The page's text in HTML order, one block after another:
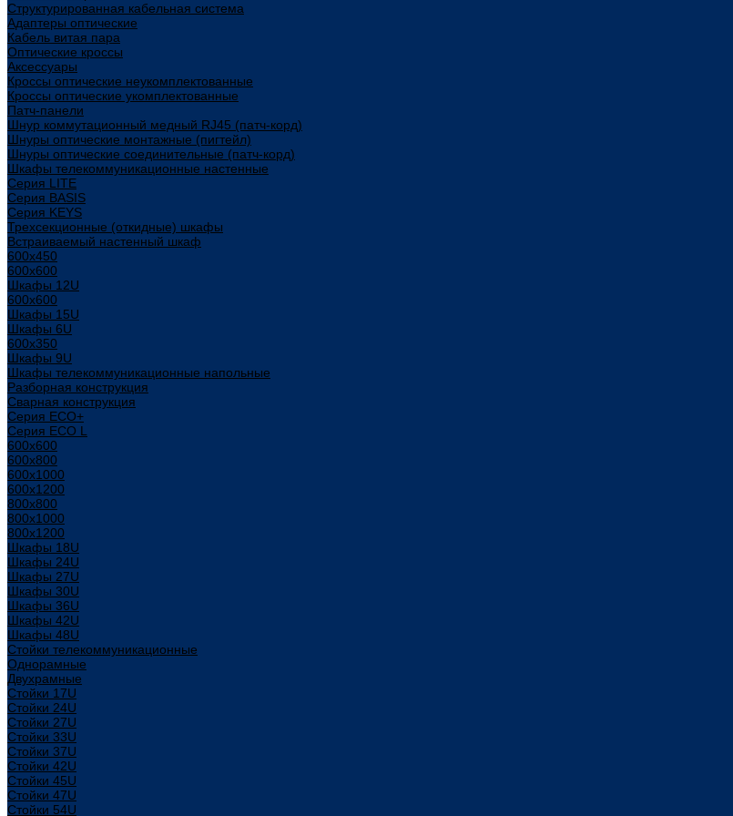
Структурированная кабельная система
Адаптеры оптические
Кабель витая пара
Оптические кроссы
Аксессуары
Кроссы оптические неукомплектованные
Кроссы оптические укомплектованные
Патч-панели
Шнур коммутационный медный RJ45 (патч-корд)
Шнуры оптические монтажные (пигтейл)
Шнуры оптические соединительные (патч-корд)
Шкафы телекоммуникационные настенные
Cерия LITE
Cерия BASIS
Cерия KEYS
Трехсекционные (откидные) шкафы
Встраиваемый настенный шкаф
600x450
600x600
Шкафы 12U
600x600
Шкафы 15U
Шкафы 6U
600x350
Шкафы 9U
Шкафы телекоммуникационные напольные
Разборная конструкция
Сварная конструкция
Серия ECO+
Серия ECO L
600x600
600x800
600х1000
600х1200
800x800
800х1000
800х1200
Шкафы 18U
Шкафы 24U
Шкафы 27U
Шкафы 30U
Шкафы 36U
Шкафы 42U
Шкафы 48U
Стойки телекоммуникационные
Однорамные
Двухрамные
Стойки 17U
Стойки 24U
Стойки 27U
Стойки 33U
Стойки 37U
Стойки 42U
Стойки 45U
Стойки 47U
Стойки 54U